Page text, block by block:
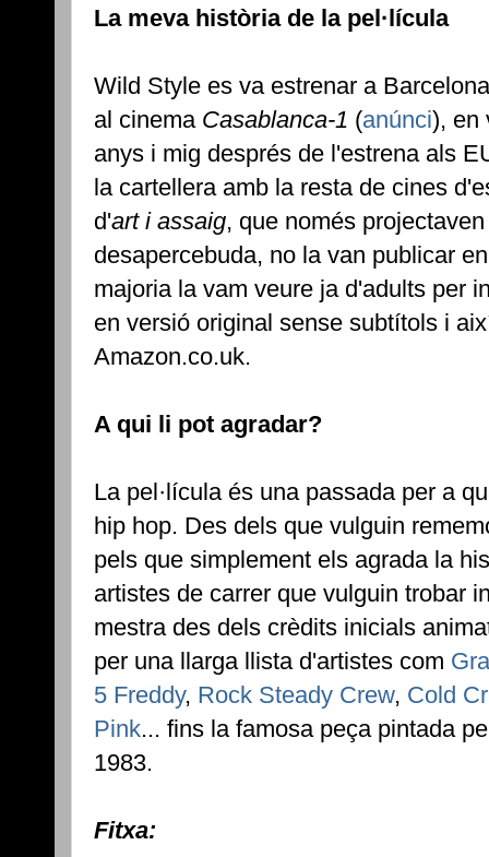
La meva història de la pel·lícula
Wild Style es va estrenar a
al cinema Casablanca-1 (anúnci), en
anys i mig després de l'estrena als
la cartellera amb la resta de cines
d'art i assaig, que només
desapercebuda, no la van publicar
majoria la vam veure ja d'adults per
en versió original sense subtítols i
Amazon.co.uk.
A qui li pot agradar?
La pel·lícula és una passada per a
hip hop. Des dels que vulguin
pels que simplement els agrada la
artistes de carrer que vulguin trobar
mestra des dels crèdits inicials
per una llarga llista d'artistes com
5 Freddy, Rock Steady Crew, Cold
Pink... fins la famosa peça pintada
1983.
Fitxa: